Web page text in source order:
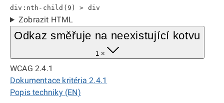
div:nth-child(9) > div
Zobrazit HTML
Odkaz směřuje na neexistující kotvu
1 ×
WCAG 2.4.1
Dokumentace kritéria 2.4.1
Popis techniky (EN)